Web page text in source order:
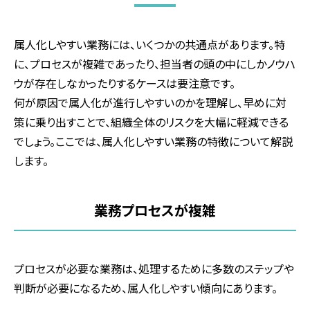
属人化しやすい業務には、いくつかの共通点があります。特
に、プロセスが複雑であったり、担当者の頭の中にしかノウハ
ウが存在しなかったりするケースは要注意です。
何が原因で属人化が進行しやすいのかを理解し、早めに対
策に乗り出すことで、組織全体のリスクを大幅に軽減できる
でしょう。ここでは、属人化しやすい業務の特徴について解説
します。
業務プロセスが複雑
プロセスが必要な業務は、処理するために多数のステップや
判断が必要になるため、属人化しやすい傾向にあります。